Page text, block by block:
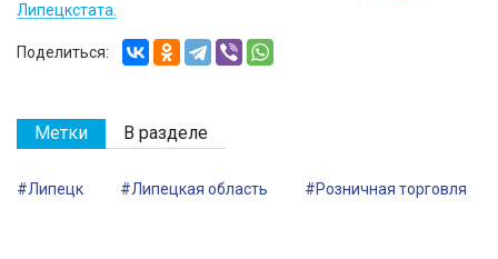
Липецкстата.
Поделиться:
Метки В разделе
#Липецк #Липецкая область #Розничная торговля